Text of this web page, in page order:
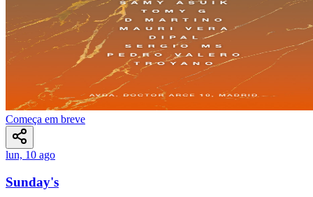
Começa em breve
lun, 10 ago
Sunday's